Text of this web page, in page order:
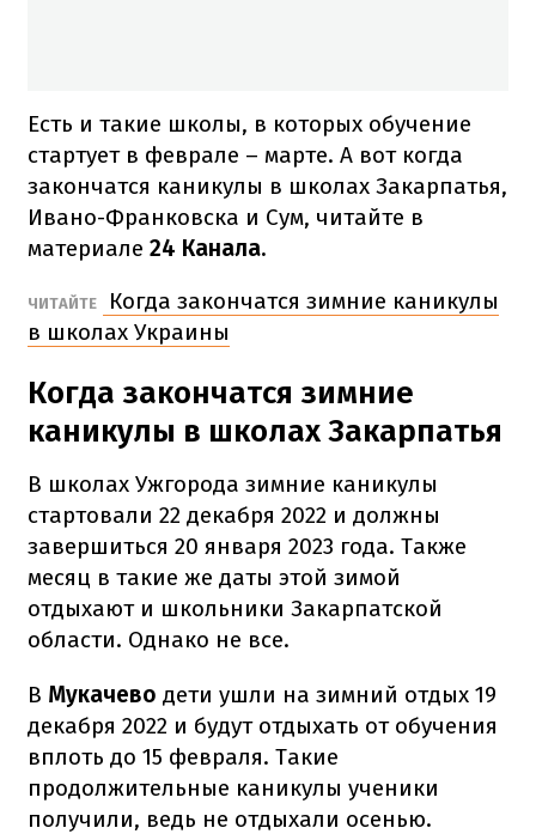
Есть и такие школы, в которых обучение
стартует в феврале – марте. А вот когда
закончатся каникулы в школах Закарпатья,
Ивано-Франковска и Сум, читайте в
материале 24 Канала.
ЧИТАЙТЕ
Когда закончатся зимние каникулы
в школах Украины
Когда закончатся зимние
каникулы в школах Закарпатья
В школах Ужгорода зимние каникулы
стартовали 22 декабря 2022 и должны
завершиться 20 января 2023 года. Также
месяц в такие же даты этой зимой
отдыхают и школьники Закарпатской
области. Однако не все.
В Мукачево дети ушли на зимний отдых 19
декабря 2022 и будут отдыхать от обучения
вплоть до 15 февраля. Такие
продолжительные каникулы ученики
получили, ведь не отдыхали осенью.